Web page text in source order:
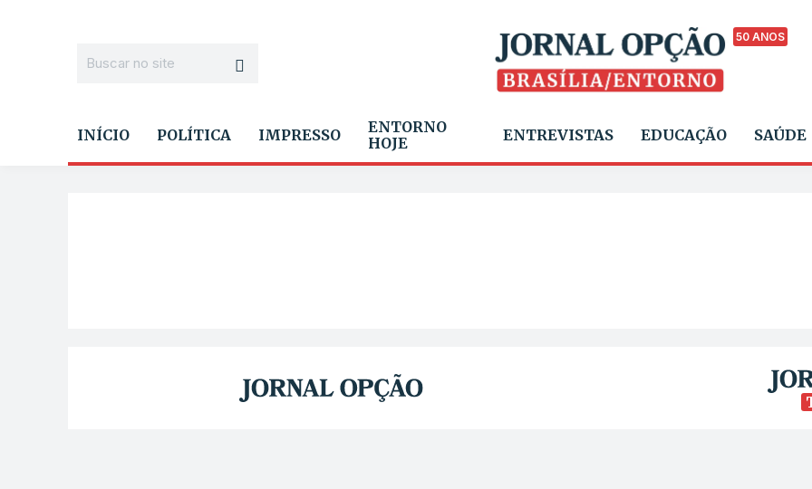
50 ANOS
INÍCIO POLÍTICA IMPRESSO
ENTORNO
HOJE
ENTREVISTAS EDUCAÇÃO SAÚDE